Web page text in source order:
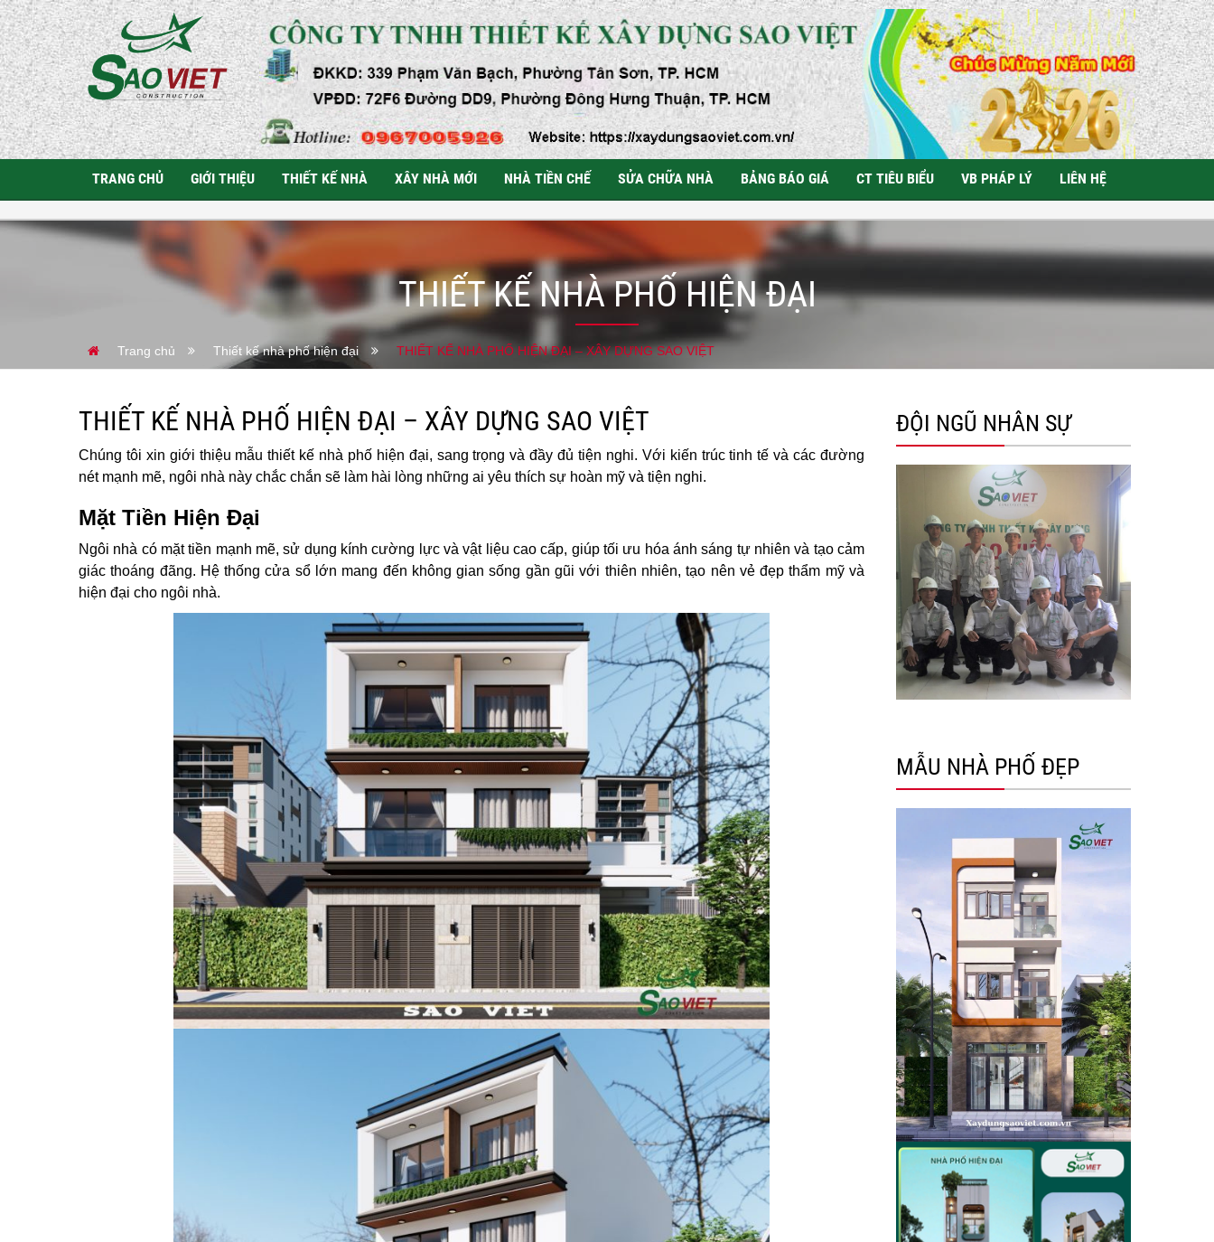
TRANG CHỦ GIỚI THIỆU THIẾT KẾ NHÀ XÂY NHÀ MỚI NHÀ TIỀN CHẾ SỬA CHỮA NHÀ BẢNG BÁO GIÁ CT TIÊU BIỂU VB PHÁP LÝ LIÊN HỆ
THIẾT KẾ NHÀ PHỐ HIỆN ĐẠI
Trang chủ Thiết kế nhà phố hiện đại THIẾT KẾ NHÀ PHỐ HIỆN ĐẠI – XÂY DỰNG SAO VIỆT
THIẾT KẾ NHÀ PHỐ HIỆN ĐẠI – XÂY DỰNG SAO VIỆT
Chúng tôi xin giới thiệu mẫu thiết kế nhà phố hiện đại, sang trọng và đầy đủ tiện nghi. Với kiến trúc tinh tế và các đường
nét mạnh mẽ, ngôi nhà này chắc chắn sẽ làm hài lòng những ai yêu thích sự hoàn mỹ và tiện nghi.
Mặt Tiền Hiện Đại
Ngôi nhà có mặt tiền mạnh mẽ, sử dụng kính cường lực và vật liệu cao cấp, giúp tối ưu hóa ánh sáng tự nhiên và tạo cảm
giác thoáng đãng. Hệ thống cửa sổ lớn mang đến không gian sống gần gũi với thiên nhiên, tạo nên vẻ đẹp thẩm mỹ và
hiện đại cho ngôi nhà.
ĐỘI NGŨ NHÂN SỰ
MẪU NHÀ PHỐ ĐẸP